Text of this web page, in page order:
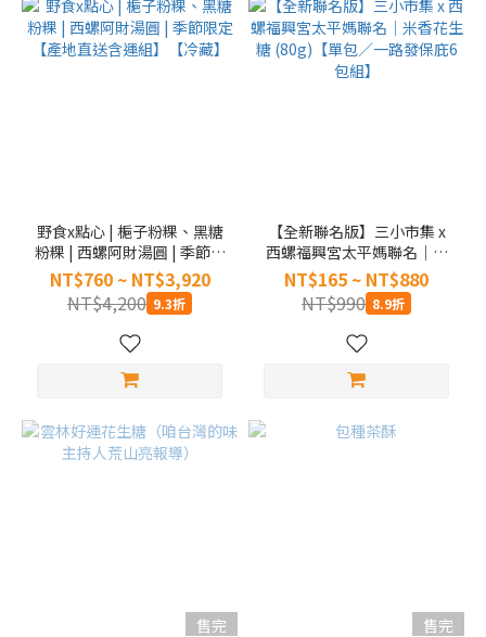
~
野食x點心 | 梔子粉粿、黑糖
粉粿 | 西螺阿財湯圓 | 季節限
定【產地直送含運組】【冷
藏】
NT$760 ~ NT$3,920
NT$4,200 9.3折
【全新聯名版】三小市集 x
西螺福興宮太平媽聯名｜米
香花生糖 (80g)【單包／一路
發保庇6包組】
NT$165 ~ NT$880
NT$990 8.9折
售完
售完